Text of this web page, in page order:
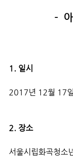
-
1. 일시
2017년 12월 17
2. 장소
서울시립화곡청소